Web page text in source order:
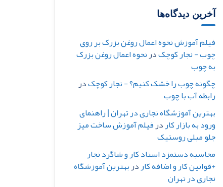
آخرین دیدگاه‌ها
فیلم آموزش نحوه اعمال روغن بزرک بر روی
چوب - نجار کوچکدرنحوه اعمال روغن بزرک
به چوب
چگونه چوب را خشک کنیم؟ - نجار کوچکدر
رابطه آب با چوب
بهترین آموزشگاه نجاری در تهران | راهنمای
ورود به بازار کاردرفیلم آموزش ساخت میز
جلو مبلی روستیک
محاسبه دستمزد استاد کار و شاگرد نجار
+قوانین کار و اضافه کاردربهترین آموزشگاه
نجاری در تهران